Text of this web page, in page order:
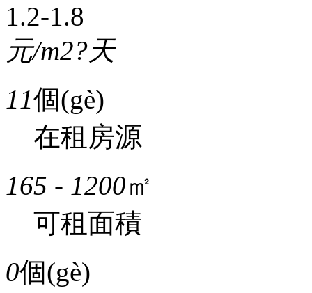
1.2-1.8
元/m2?天
11個(gè)
在租房源
165 - 1200㎡
可租面積
0個(gè)